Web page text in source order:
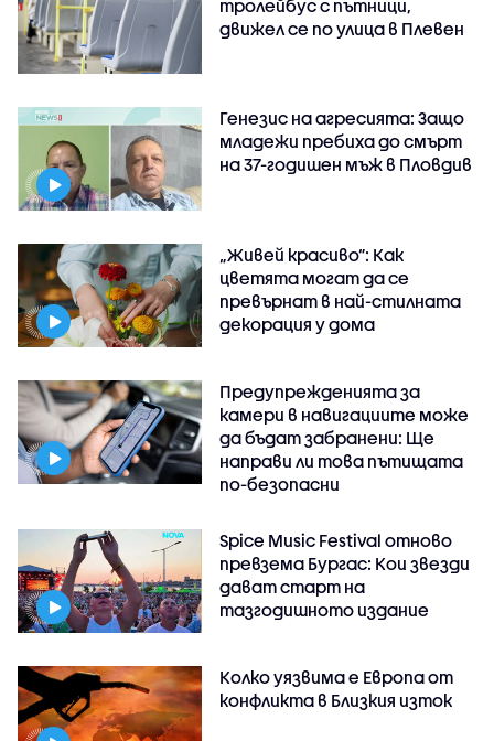
тролейбус с пътници,
движел се по улица в Плевен
Генезис на агресията: Защо
младежи пребиха до смърт
на 37-годишен мъж в Пловдив
„Живей красиво”: Как
цветята могат да се
превърнат в най-стилната
декорация у дома
Предупрежденията за
камери в навигациите може
да бъдат забранени: Ще
направи ли това пътищата
по-безопасни
Spice Music Festival отново
превзема Бургас: Кои звезди
дават старт на
тазгодишното издание
Колко уязвима е Европа от
конфликта в Близкия изток